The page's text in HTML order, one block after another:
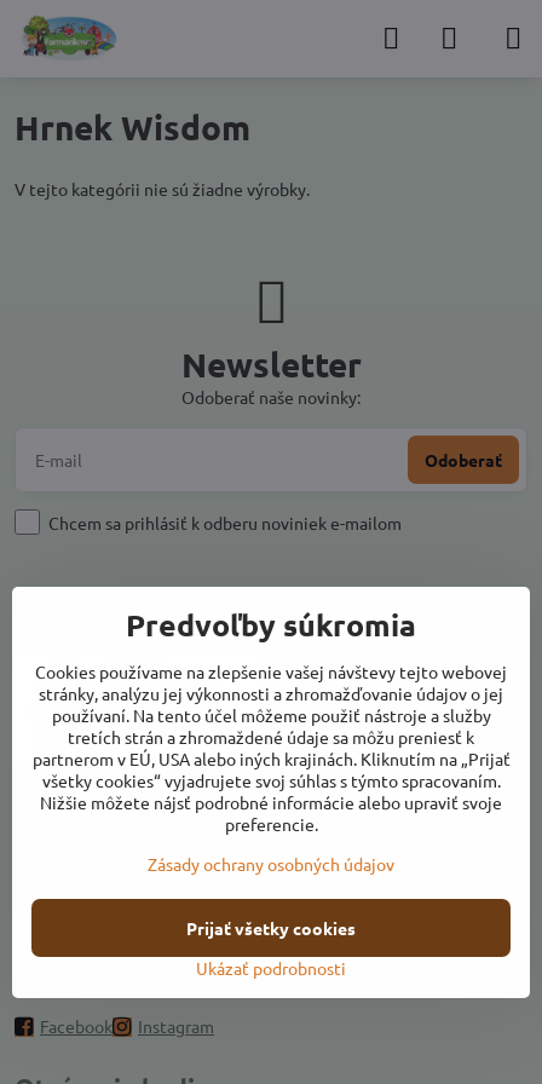
Hrnek Wisdom
V tejto kategórii nie sú žiadne výrobky.
Newsletter
Odoberať naše novinky:
Odoberať
Chcem sa prihlásiť k odberu noviniek e-mailom
Adresa:
Ulica k Váhu, areál Farmárikovo, 018 53 Bolešov
farmarikovo​@farmarik​.sk
+421 917 141 409
Pridajte sa k nám
Facebook Instagram
Predvoľby súkromia
Cookies používame na zlepšenie vašej návštevy tejto webovej
stránky, analýzu jej výkonnosti a zhromažďovanie údajov o jej
používaní. Na tento účel môžeme použiť nástroje a služby
tretích strán a zhromaždené údaje sa môžu preniesť k
partnerom v EÚ, USA alebo iných krajinách. Kliknutím na „Prijať
všetky cookies“ vyjadrujete svoj súhlas s týmto spracovaním.
Nižšie môžete nájsť podrobné informácie alebo upraviť svoje
preferencie.
Zásady ochrany osobných údajov
Ukázať podrobnosti
Prijať všetky cookies